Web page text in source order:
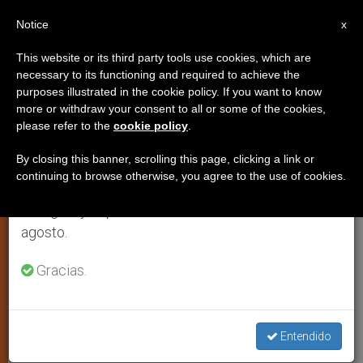
Beata María Gabriela Sagheddu
– 23 de abril
cristianos. Esta religiosa trapense
falleció a los 25 años, consumando su
afán victimal que, según recordó, no se
obras, sino en la ofrenda total del
×
Aviso importante
Del 27 de julio al 7 de agosto haremos la pausa
anual, aprovechando que en el periodo de verano
se generan menos informaciones y también el
agosto.
Gracias.
Entendido
x
Notice
This website or its third party tools use cookies, which are
necessary to its functioning and required to achieve the
purposes illustrated in the cookie policy. If you want to know
more or withdraw your consent to all or some of the cookies,
please refer to the cookie policy
By closing this banner, scrolling this page, clicking a link or
continuing to browse otherwise, you agree to the use of cookies.